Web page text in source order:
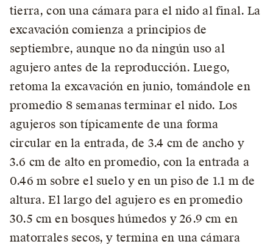
tierra, con una cámara para el nido al final. La
excavación comienza a principios de
septiembre, aunque no da ningún uso al
agujero antes de la reproducción. Luego,
retoma la excavación en junio, tomándole en
promedio 8 semanas terminar el nido. Los
agujeros son típicamente de una forma
circular en la entrada, de 3.4 cm de ancho y
3.6 cm de alto en promedio, con la entrada a
0.46 m sobre el suelo y en un piso de 1.1 m de
altura. El largo del agujero es en promedio
30.5 cm en bosques húmedos y 26.9 cm en
matorrales secos, y termina en una cámara